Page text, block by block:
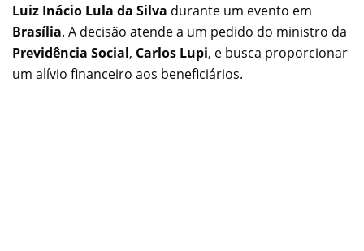
Luiz Inácio Lula da Silva durante um evento em
Brasília. A decisão atende a um pedido do ministro da
Previdência Social, Carlos Lupi, e busca proporcionar
um alívio financeiro aos beneficiários.